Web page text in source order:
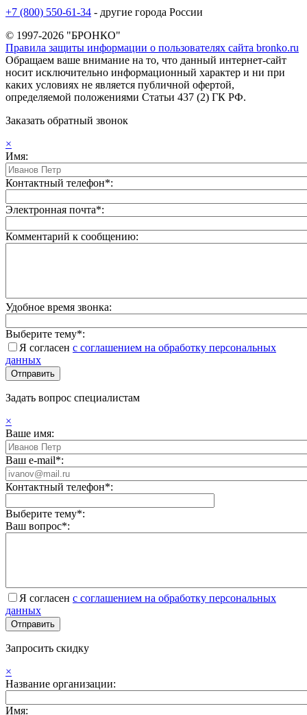
+7 (800) 550-61-34 - другие города России
© 1997-2026 "БРОНКО"
Правила защиты информации о пользователях сайта bronko.ru
Обращаем ваше внимание на то, что данный интернет-сайт
носит исключительно информационный характер и ни при
каких условиях не является публичной офертой,
определяемой положениями Статьи 437 (2) ГК РФ.
Заказать обратный звонок
×
Имя:
Контактный телефон*:
Электронная почта*:
Комментарий к сообщению:
Удобное время звонка:
Выберите тему*:
Я согласен с соглашением на обработку персональных
данных
Задать вопрос специалистам
×
Ваше имя:
Ваш e-mail*:
Контактный телефон*:
Выберите тему*:
Ваш вопрос*:
Я согласен с соглашением на обработку персональных
данных
Запросить скидку
×
Название организации:
Имя: